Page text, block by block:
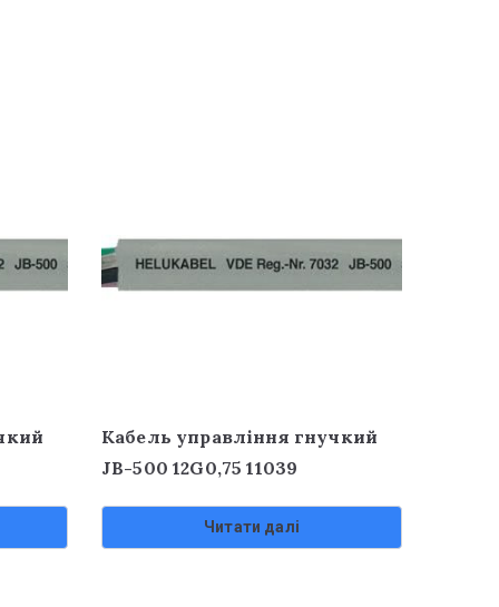
Кабель управління гнучкий
JB-500 12G0,75 11039
Читати далі